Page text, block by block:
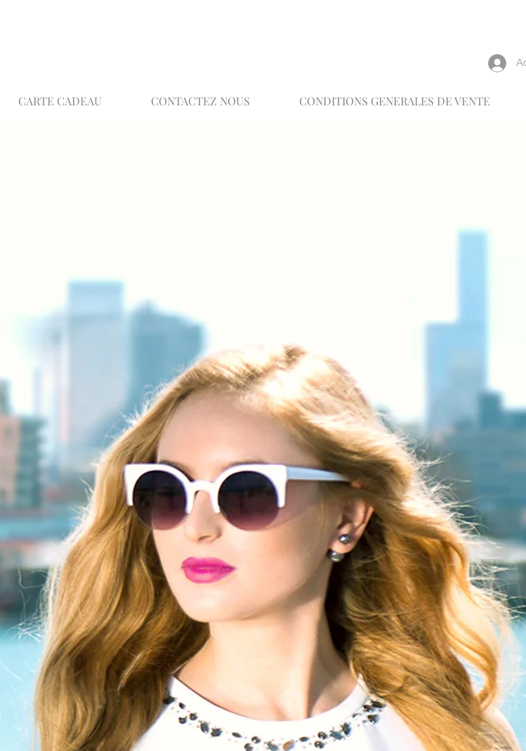
CARTE CADEAU CONTACTEZ NOUS CONDITIONS GENERALES DE VENTE